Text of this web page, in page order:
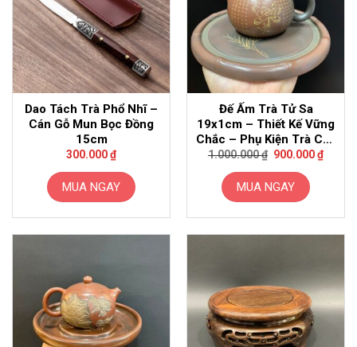
Dao Tách Trà Phổ Nhĩ –
Cán Gỗ Mun Bọc Đồng
15cm
300.000₫
MUA NGAY
Đế Ấm Trà Tử Sa
19x1cm – Thiết Kế Vững
Chắc – Phụ Kiện Trà Cao
Cấp
1.000.000₫ Giá
là:
1.000.000 ₫.
900.000₫Giá
hiện
MUA NGAY